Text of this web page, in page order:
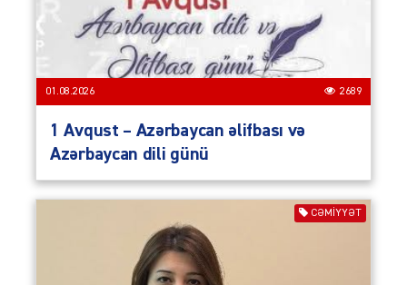
01.08.2026 2689
1 Avqust – Azərbaycan əlifbası və
Azərbaycan dili günü
CƏMIYYƏT